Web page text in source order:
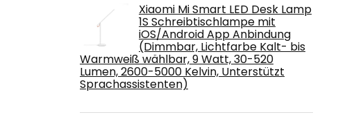
Xiaomi Mi Smart LED Desk Lamp
1S Schreibtischlampe mit
iOS/Android App Anbindung
(Dimmbar, Lichtfarbe Kalt- bis
Warmweiß wählbar, 9 Watt, 30-520
Lumen, 2600-5000 Kelvin, Unterstützt
Sprachassistenten)